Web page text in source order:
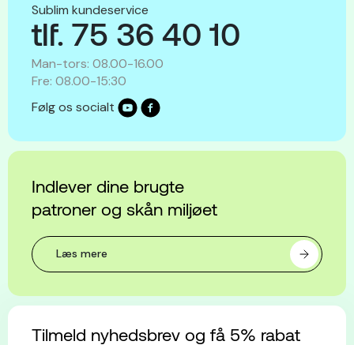
Sublim kundeservice
tlf. 75 36 40 10
Man-tors: 08.00-16.00
Fre: 08.00-15:30
Følg os socialt
Indlever dine brugte
patroner og skån miljøet
Læs mere
Tilmeld nyhedsbrev og få 5% rabat